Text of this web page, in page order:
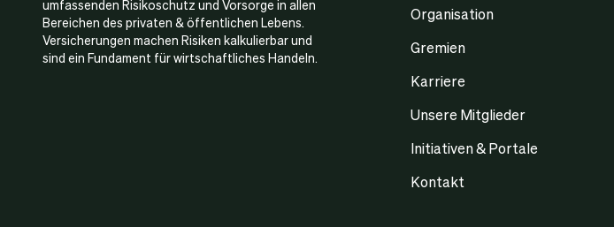
umfassenden Risikoschutz und Vorsorge in allen
Bereichen des privaten & öffentlichen Lebens.
Versicherungen machen Risiken kalkulierbar und
sind ein Fundament für wirtschaftliches Handeln.
Organisation
Gremien
Karriere
Unsere Mitglieder
Initiativen & Portale
Kontakt